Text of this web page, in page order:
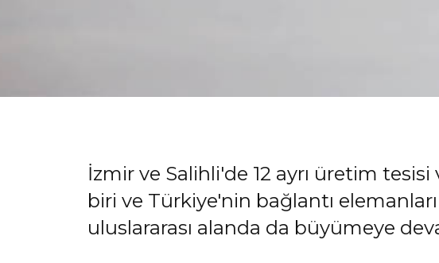
İzmir ve Salihli'de 12 ayrı üretim
biri ve Türkiye'nin bağlantı
uluslararası alanda da büyümeye